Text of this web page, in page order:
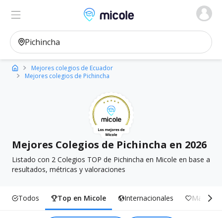
Micole, buscador de colegios
Mejores colegios de Ecuador
Mejores colegios de Pichincha
Mejores Colegios de Pichincha en 2026
Listado con 2 Colegios TOP de Pichincha en Micole en base a
resultados, métricas y valoraciones
Todos Top en Micole Internacionales Más